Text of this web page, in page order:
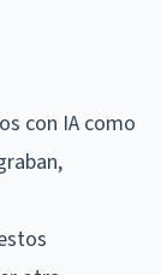
con IA como